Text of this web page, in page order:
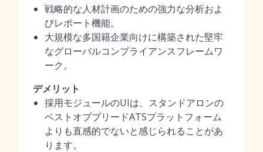
戦略的な人材計画のための強力な分析およ
びレポート機能。
大規模な多国籍企業向けに構築された堅牢
なグローバルコンプライアンスフレームワ
ーク。
デメリット
採用モジュールのUIは、スタンドアロンの
ベストオブブリードATSプラットフォーム
よりも直感的でないと感じられることがあ
ります。